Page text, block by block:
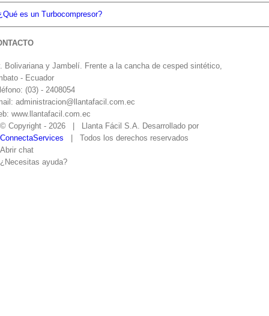
es un Turbocompresor?
Bolivariana y Jambelí. Frente a la cancha de cesped sintético,
- Ecuador
(03) - 2408054
administracion@llantafacil.com.ec
www.llantafacil.com.ec
© Copyright - 2026 | Llanta Fácil S.A. Desarrollado por
ConnectaServices | Todos los derechos reservados
Abrir chat
¿Necesitas ayuda?